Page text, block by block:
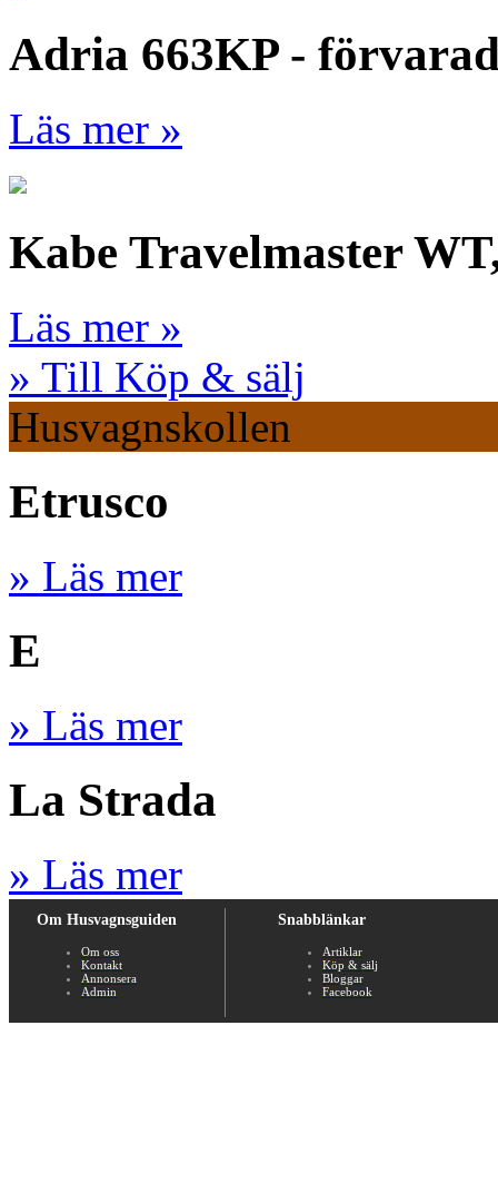
Adria 663KP -
Läs mer »
Kabe Travelmaster
Läs mer »
» Till Köp & sälj
Husvagnskollen
Etrusco
» Läs mer
E
» Läs mer
La Strada
» Läs mer
Om Husvagnsguiden
Om oss
Kontakt
Annonsera
Admin
Snabblänkar
Artiklar
Köp & sälj
Bloggar
Facebook